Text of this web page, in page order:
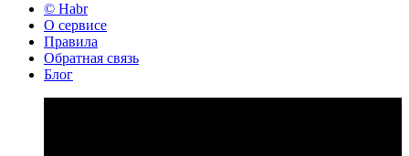
© Habr
О сервисе
Правила
Обратная связь
Блог